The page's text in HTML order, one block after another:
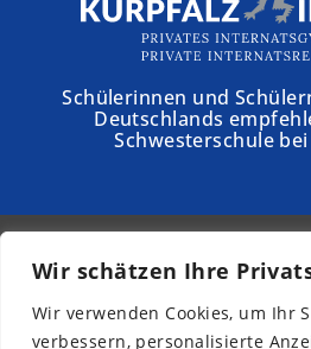
Wir schätzen Ihre
Wir verwenden Cookies, um Ihr
verbessern, personalisierte
Schülerinnen und
Deutschlands
Schwesterschule
© 2026 - Schloss